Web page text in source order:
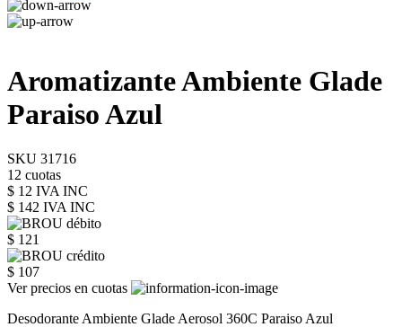
Aromatizante Ambiente Glade
Paraiso Azul
SKU 31716
12 cuotas
$ 12 IVA INC
$ 142 IVA INC
$ 121
$ 107
Ver precios en cuotas
Desodorante Ambiente Glade Aerosol 360C Paraiso Azul